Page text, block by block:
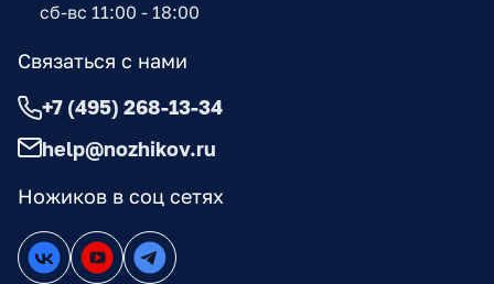
Ножиков в соц сетях
сб-вс 11:00 - 18:00
Связаться с нами
+7 (495) 268-13-34
help@nozhikov.ru